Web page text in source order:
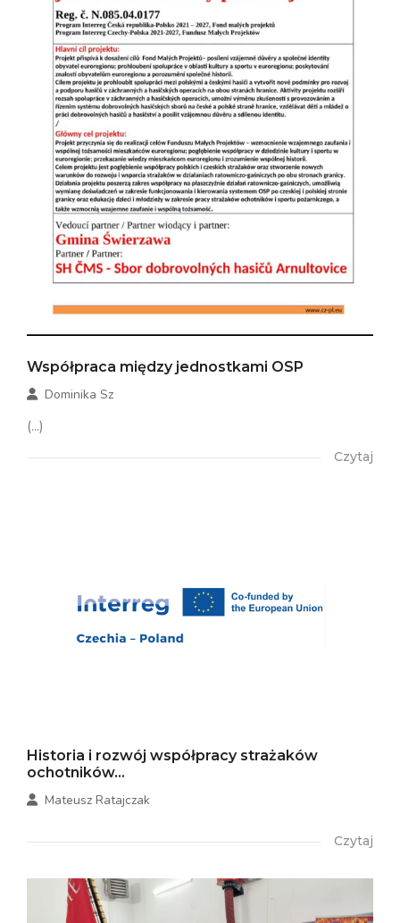
Współpraca między jednostkami OSP
Dominika Sz
(...)
Czytaj
Historia i rozwój współpracy strażaków
ochotników...
Mateusz Ratajczak
Czytaj